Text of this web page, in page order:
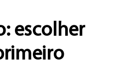
escolher